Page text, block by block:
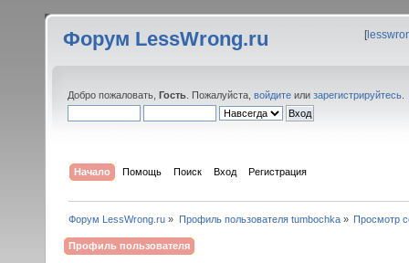
Форум LessWrong.ru [
Добро пожаловать, Гость . Пожалуйста, войдите или зарегистрируйтесь
Начало Помощь Поиск Вход Регистрация
Форум LessWrong.ru » Профиль пользователя tumbochka» Просмотр
Профиль пользователя